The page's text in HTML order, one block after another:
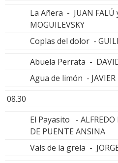
La Añera - JUAN FALÚ
MOGUILEVSKY
Coplas del dolor -
Abuela Perrata -
Agua de limón -
08.30
El Payasito - ALFREDO
DE PUENTE ANSINA
Vals de la grela -